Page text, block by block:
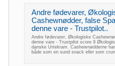
Andre fødevarer,
Cashewnødder, false
denne vare - Trustpilot..
Andre fødevarer, Økologiske
denne vare - Trustpilot score 9
danske Urtekram. Cashewnødderne
både som en sund snack eller som